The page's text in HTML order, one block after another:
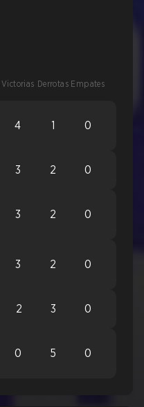
Victorias Derrotas Empates
4 1 0
3 2 0
3 2 0
3 2 0
2 3 0
0 5 0